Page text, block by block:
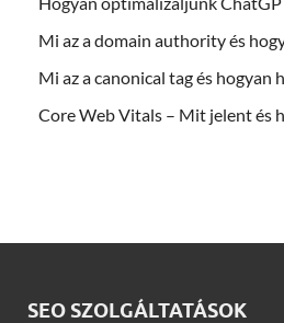
Mi az a domain authority és
Mi az a canonical tag és hogyan
Core Web Vitals – Mit jelent és
SEO SZOLGÁLTATÁSOK